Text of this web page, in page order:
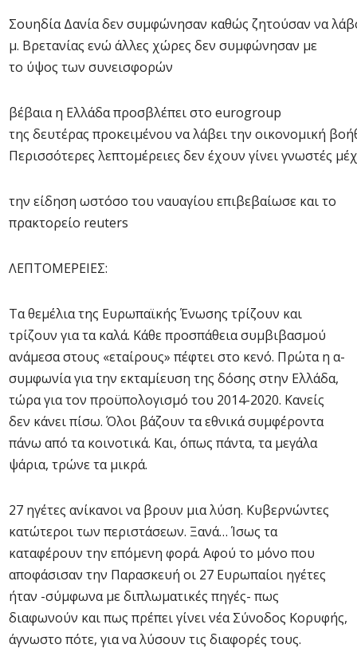
Σουηδία Δανία δεν συμφώνησαν καθώς ζητούσαν να
μ. Βρετανίας ενώ άλλες χώρες δεν συμφώνησαν με
το ύψος των συνεισφορών
βέβαια η Ελλάδα προσβλέπει στο eurogroup
της δευτέρας προκειμένου να λάβει την οικονομική
Περισσότερες λεπτομέρειες δεν έχουν γίνει γνωστές
την είδηση ωστόσο του ναυαγίου επιβεβαίωσε και το
πρακτορείο reuters
ΛΕΠΤΟΜΕΡΕΙΕΣ:
Τα θεμέλια της Ευρωπαϊκής Ένωσης τρίζουν και
τρίζουν για τα καλά. Κάθε προσπάθεια συμβιβασμού
ανάμεσα στους «εταίρους» πέφτει στο κενό. Πρώτα η α-
συμφωνία για την εκταμίευση της δόσης στην Ελλάδα,
τώρα για τον προϋπολογισμό του 2014-2020. Κανείς
δεν κάνει πίσω. Όλοι βάζουν τα εθνικά συμφέροντα
πάνω από τα κοινοτικά. Και, όπως πάντα, τα μεγάλα
ψάρια, τρώνε τα μικρά.
27 ηγέτες ανίκανοι να βρουν μια λύση. Κυβερνώντες
κατώτεροι των περιστάσεων. Ξανά… Ίσως τα
καταφέρουν την επόμενη φορά. Αφού το μόνο που
αποφάσισαν την Παρασκευή οι 27 Ευρωπαίοι ηγέτες
ήταν -σύμφωνα με διπλωματικές πηγές- πως
διαφωνούν και πως πρέπει γίνει νέα Σύνοδος Κορυφής,
άγνωστο πότε, για να λύσουν τις διαφορές τους.